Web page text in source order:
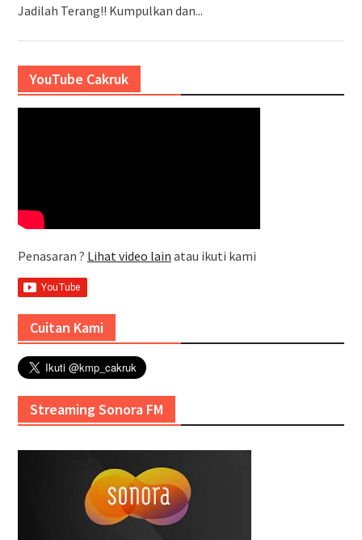
Jadilah Terang!! Kumpulkan dan...
YouTube Cakruk
Penasaran ? Lihat video lain atau ikuti kami
Cuitan Kami
Streaming Sonora FM